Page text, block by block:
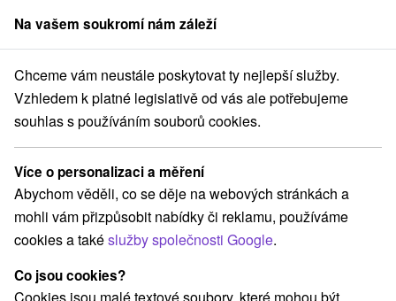
člen skupinySorger
Pobyty na Slovensku Pobyty v akci Trnavský kraj
Pobyty v akci Trnavský kraj
Kategorie
Všechny kategorie
Pobyty v akci(28)
Wellness pobyty(40) Víkendové pobyty(30)
Romantické pobyty
Rodinné pobyty(23)
Na vašem soukromí nám záleží
Chceme vám neustále poskytovat ty nejlepší služby.
Vzhledem k platné legislativě od vás ale potřebujeme
souhlas s používáním souborů cookies.
Více o personalizaci a měření
Abychom věděli, co se děje na webových stránkách a
mohli vám přizpůsobit nabídky či reklamu, používáme
cookies a takéslužby společnosti Google.
Co jsou cookies?